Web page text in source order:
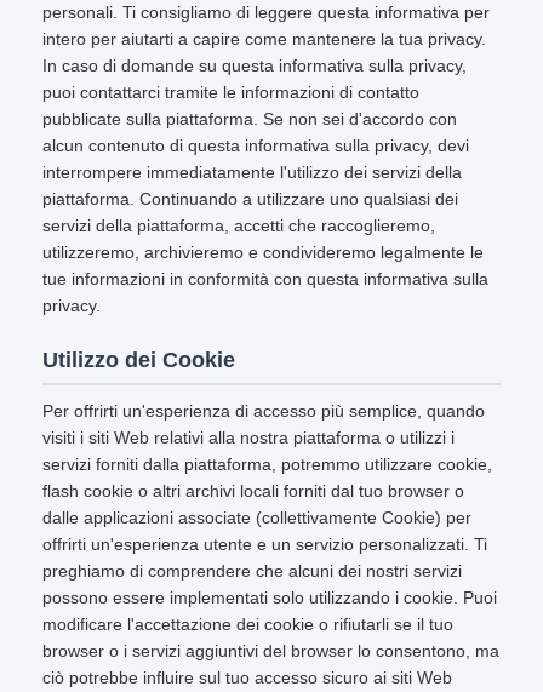
personali. Ti consigliamo di leggere questa informativa per
intero per aiutarti a capire come mantenere la tua privacy.
In caso di domande su questa informativa sulla privacy,
puoi contattarci tramite le informazioni di contatto
pubblicate sulla piattaforma. Se non sei d'accordo con
alcun contenuto di questa informativa sulla privacy, devi
interrompere immediatamente l'utilizzo dei servizi della
piattaforma. Continuando a utilizzare uno qualsiasi dei
servizi della piattaforma, accetti che raccoglieremo,
utilizzeremo, archivieremo e condivideremo legalmente le
tue informazioni in conformità con questa informativa sulla
privacy.
Utilizzo dei Cookie
Per offrirti un'esperienza di accesso più semplice, quando
visiti i siti Web relativi alla nostra piattaforma o utilizzi i
servizi forniti dalla piattaforma, potremmo utilizzare cookie,
flash cookie o altri archivi locali forniti dal tuo browser o
dalle applicazioni associate (collettivamente Cookie) per
offrirti un'esperienza utente e un servizio personalizzati. Ti
preghiamo di comprendere che alcuni dei nostri servizi
possono essere implementati solo utilizzando i cookie. Puoi
modificare l'accettazione dei cookie o rifiutarli se il tuo
browser o i servizi aggiuntivi del browser lo consentono, ma
ciò potrebbe influire sul tuo accesso sicuro ai siti Web